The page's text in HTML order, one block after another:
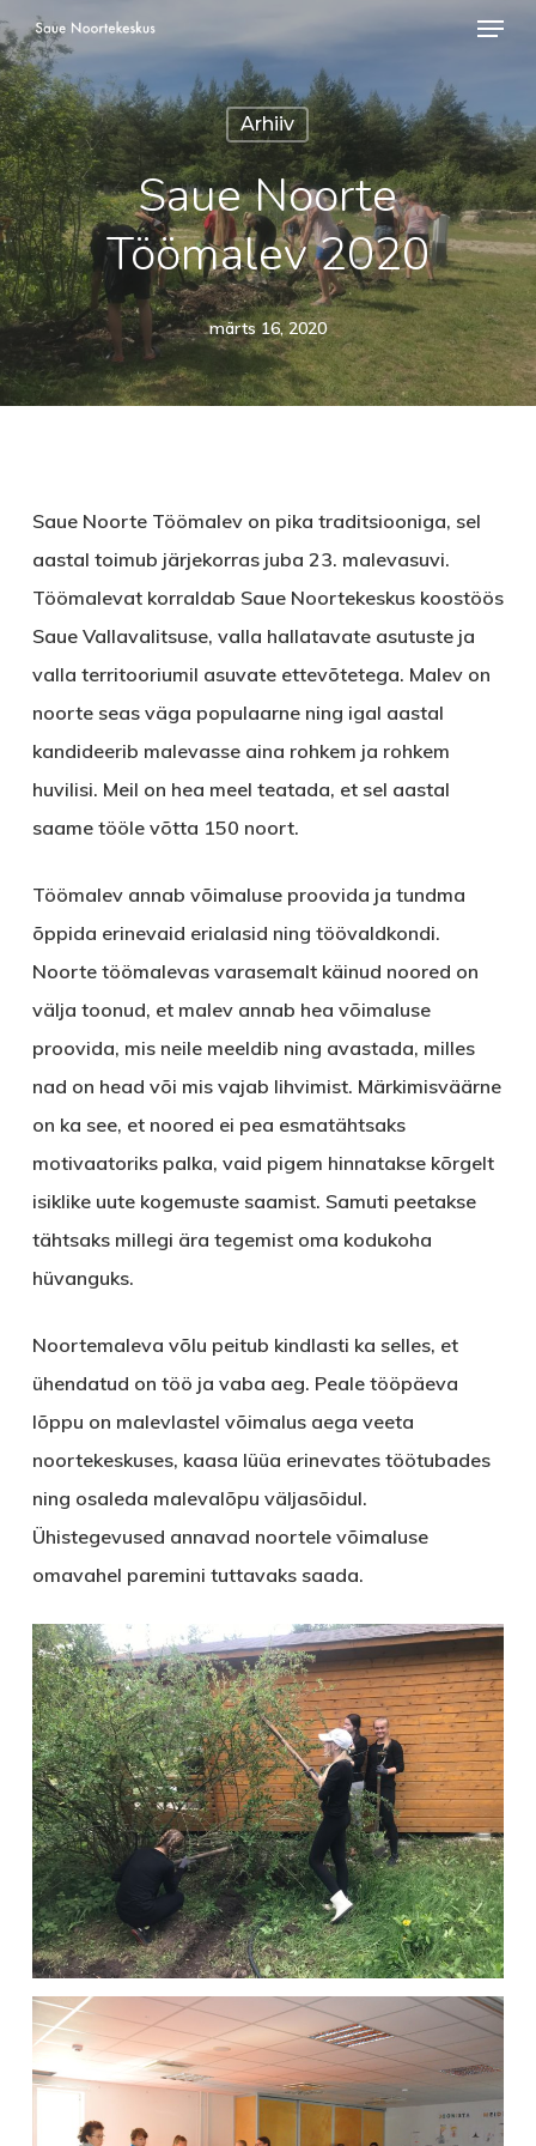
Skip
to
main
content
Arhiiv
Saue Noorte
Töömalev 2020
märts 16, 2020
Saue Noorte Töömalev on pika traditsiooniga, sel
aastal toimub järjekorras juba 23. malevasuvi.
Töömalevat korraldab Saue Noortekeskus koostöös
Saue Vallavalitsuse, valla hallatavate asutuste ja
valla territooriumil asuvate ettevõtetega. Malev on
noorte seas väga populaarne ning igal aastal
kandideerib malevasse aina rohkem ja rohkem
huvilisi. Meil on hea meel teatada, et sel aastal
saame tööle võtta 150 noort.
Töömalev annab võimaluse proovida ja tundma
õppida erinevaid erialasid ning töövaldkondi.
Noorte töömalevas varasemalt käinud noored on
välja toonud, et malev annab hea võimaluse
proovida, mis neile meeldib ning avastada, milles
nad on head või mis vajab lihvimist. Märkimisväärne
on ka see, et noored ei pea esmatähtsaks
motivaatoriks palka, vaid pigem hinnatakse kõrgelt
isiklike uute kogemuste saamist. Samuti peetakse
tähtsaks millegi ära tegemist oma kodukoha
hüvanguks.
Noortemaleva võlu peitub kindlasti ka selles, et
ühendatud on töö ja vaba aeg. Peale tööpäeva
lõppu on malevlastel võimalus aega veeta
noortekeskuses, kaasa lüüa erinevates töötubades
ning osaleda malevalõpu väljasõidul.
Ühistegevused annavad noortele võimaluse
omavahel paremini tuttavaks saada.
Menu